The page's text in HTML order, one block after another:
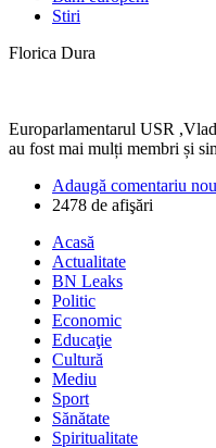
Stiri
Florica Dura
Europarlamentarul USR
au fost mai mulți membri și
Adaugă comentariu nou
2478 de afişări
Acasă
Actualitate
BN Leaks
Politic
Economic
Educaţie
Cultură
Mediu
Sport
Sănătate
Spiritualitate